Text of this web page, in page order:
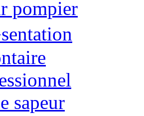
pompier
sapeur